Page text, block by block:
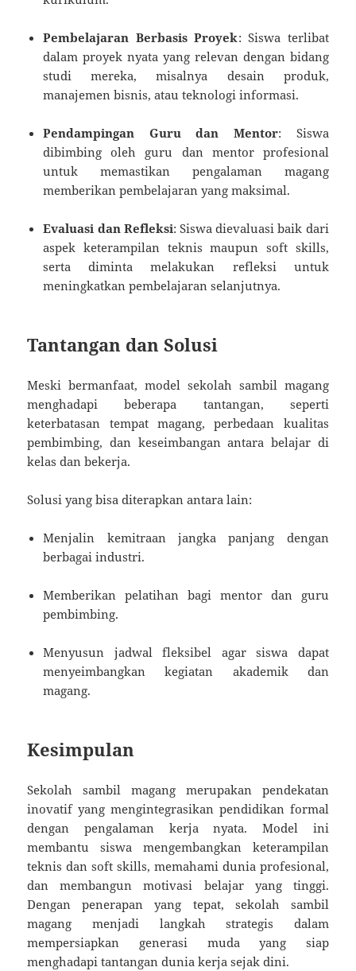
Pembelajaran Berbasis Proyek: Siswa terlibat
dalam proyek nyata yang relevan dengan bidang
studi mereka, misalnya desain produk,
manajemen bisnis, atau teknologi informasi.
Pendampingan Guru dan Mentor: Siswa
dibimbing oleh guru dan mentor profesional
untuk memastikan pengalaman magang
memberikan pembelajaran yang maksimal.
Evaluasi dan Refleksi: Siswa dievaluasi baik dari
aspek keterampilan teknis maupun soft skills,
serta diminta melakukan refleksi untuk
meningkatkan pembelajaran selanjutnya.
Tantangan dan Solusi
Meski bermanfaat, model sekolah sambil magang
menghadapi beberapa tantangan, seperti
keterbatasan tempat magang, perbedaan kualitas
pembimbing, dan keseimbangan antara belajar di
kelas dan bekerja.
Solusi yang bisa diterapkan antara lain:
Menjalin kemitraan jangka panjang dengan
berbagai industri.
Memberikan pelatihan bagi mentor dan guru
pembimbing.
Menyusun jadwal fleksibel agar siswa dapat
menyeimbangkan kegiatan akademik dan
magang.
Kesimpulan
Sekolah sambil magang merupakan pendekatan
inovatif yang mengintegrasikan pendidikan formal
dengan pengalaman kerja nyata. Model ini
membantu siswa mengembangkan keterampilan
teknis dan soft skills, memahami dunia profesional,
dan membangun motivasi belajar yang tinggi.
Dengan penerapan yang tepat, sekolah sambil
magang menjadi langkah strategis dalam
mempersiapkan generasi muda yang siap
menghadapi tantangan dunia kerja sejak dini.